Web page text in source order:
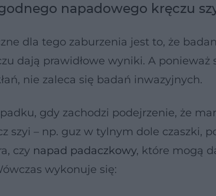
napadowego kręczu
dla tego zaburzenia jest to, że
dają prawidłowe wyniki. A ponieważ
nie zaleca się badań inwazyjnych.
gdy zachodzi podejrzenie, że
szyi – np. guz w tylnym dole czaszki,
czy napad padaczkowy, które mogą
wykonuje się: